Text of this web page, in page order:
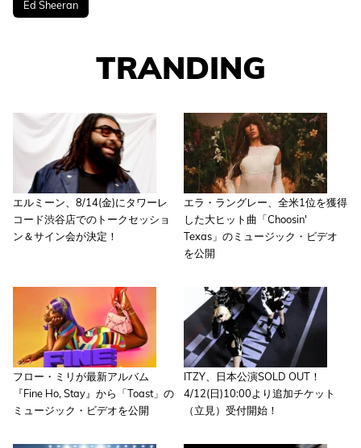
Ed Sheeran
TRANDING
エルミーン、8/14(金)にタワーレ
コード渋谷店でのトークセッショ
ン＆サイン会が決定！
エラ・ラングレー、全米1位を獲得
した大ヒット曲「Choosin'
Texas」のミュージック・ビデオ
を公開
フロー・ミリが最新アルバム
『Fine Ho, Stay』から「Toast」の
ミュージック・ビデオを公開
ITZY、日本公演SOLD OUT！
4/12(日)10:00より追加チケット
（立見）受付開始！